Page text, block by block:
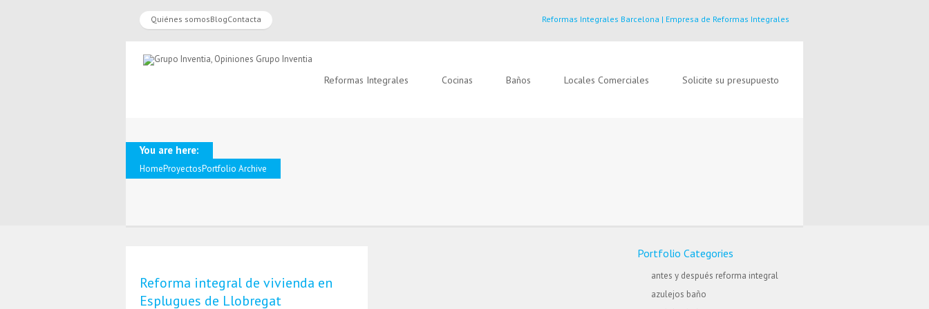
Quiénes somosBlogContacta Reformas Integrales Barcelona | Empresa de Reformas Integrales
Reformas Integrales Cocinas Baños Locales Comerciales Solicite su presupuesto
You are here:
HomeProyectosPortfolio Archive
Reforma integral de vivienda en
Esplugues de Llobregat
Portfolio Categories
antes y después reforma integral
azulejos baño